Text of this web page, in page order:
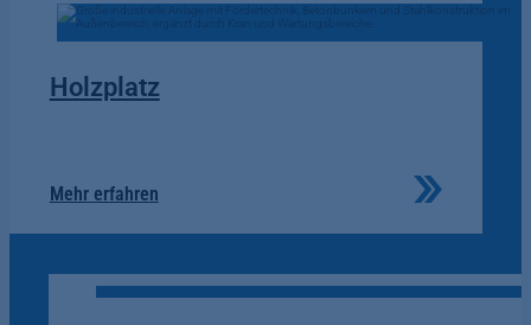
Holzplatz
Mehr erfahren